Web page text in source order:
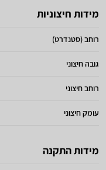
מידות חיצוניות
רוחב (סטנדרט)
גובה חיצוני
רוחב חיצוני
עומק חיצוני
מידות התקנה